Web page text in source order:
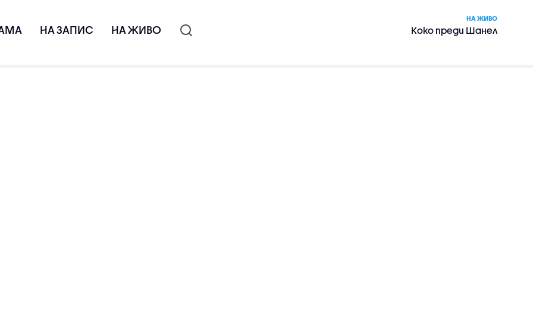
НА ЗАПИС НА ЖИВО
НА ЖИВО
Коко преди Шанел